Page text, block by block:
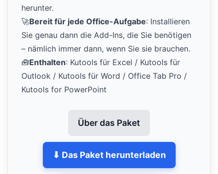
herunter.
🚀Bereit für jede Office-Aufgabe: Installieren
Sie genau dann die Add-Ins, die Sie benötigen
– nämlich immer dann, wenn Sie sie brauchen.
🧰Enthalten: Kutools für Excel / Kutools für
Outlook / Kutools für Word / Office Tab Pro /
Kutools for PowerPoint
Über das Paket
⬇ Das Paket herunterladen